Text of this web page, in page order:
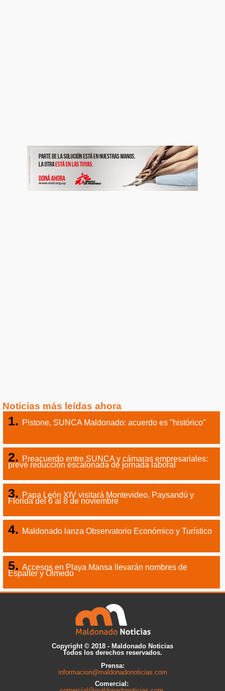
Noticias más leídas ahora
Pistone, SUNCA Maldonado: acuerdo es "histórico"
Preacuerdo entre SUNCA y cámaras empresariales:
prevé reducción escalonada de jornada laboral
Papa León XIV visitará Montevideo, Paysandú y
Florida del 6 al 8 de noviembre
Maldonado lanza Observatorio Económico y Turístico
Accesos en Playa Mansa llevarán nombres de
Espalter y Olmedo
Copyright © 2018 - Maldonado Noticias
Todos los derechos reservados.
Prensa:
informacion@maldonadonoticias.com
Comercial: